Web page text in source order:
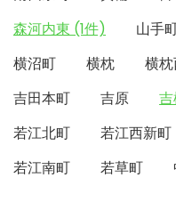
森河内東 (1件)
山手
横沼町
横枕 横
吉田本町
吉原
若江北町
若江西新町
若江南町
若草町